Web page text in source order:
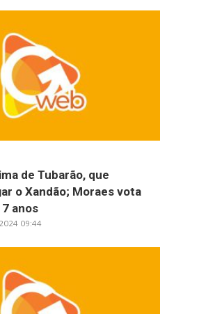
de Tubarão, que
o Xandão; Moraes vota
anos
09:44